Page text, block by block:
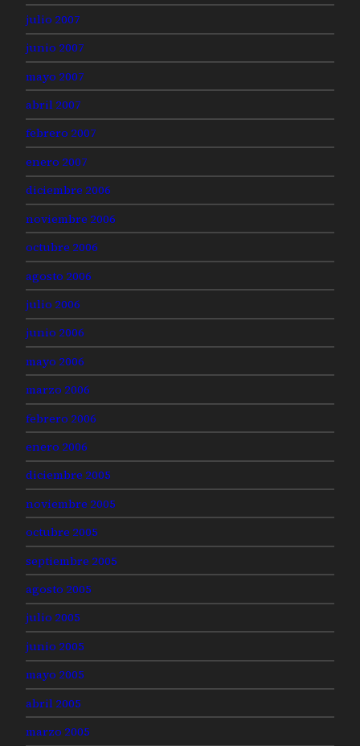
julio 2007
junio 2007
mayo 2007
abril 2007
febrero 2007
enero 2007
diciembre 2006
noviembre 2006
octubre 2006
agosto 2006
julio 2006
junio 2006
mayo 2006
marzo 2006
febrero 2006
enero 2006
diciembre 2005
noviembre 2005
octubre 2005
septiembre 2005
agosto 2005
julio 2005
junio 2005
mayo 2005
abril 2005
marzo 2005